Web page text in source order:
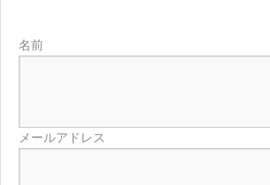
名前
メールアドレス